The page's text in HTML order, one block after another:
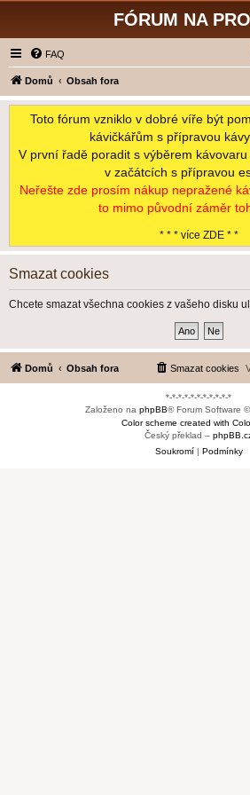
FÓRUM NA
FAQ
Domů Obsah fora
Toto fórum vzniklo v dobré víře být
kávičkářům s přípravou
V první řadě poradit s výběrem
v začátcích s přípravou
Neřešte zde prosím nákup nepražené
to mimo původní záměr
* * * více ZDE * *
Smazat cookies
Chcete smazat všechna cookies z vašeho disku
Domů Obsah fora Smazat cookies
*-*-*-*-*-*-*-*-*-*-*
Založeno na phpBB® Forum Software
Color scheme created with
Český překlad –
Soukromí| Podmínky